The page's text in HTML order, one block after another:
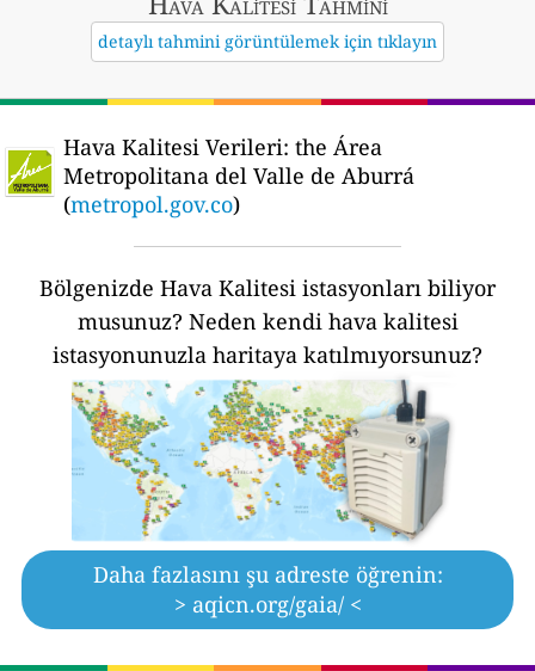
detaylı tahmini görüntülemek için tıklayın
Hava Kalitesi Verileri: the Área
Metropolitana del Valle de Aburrá
(metropol.gov.co)
Bölgenizde Hava Kalitesi istasyonları biliyor
musunuz? Neden kendi hava kalitesi
istasyonunuzla haritaya katılmıyorsunuz?
Daha fazlasını şu adreste öğrenin:
> aqicn.org/gaia/ <